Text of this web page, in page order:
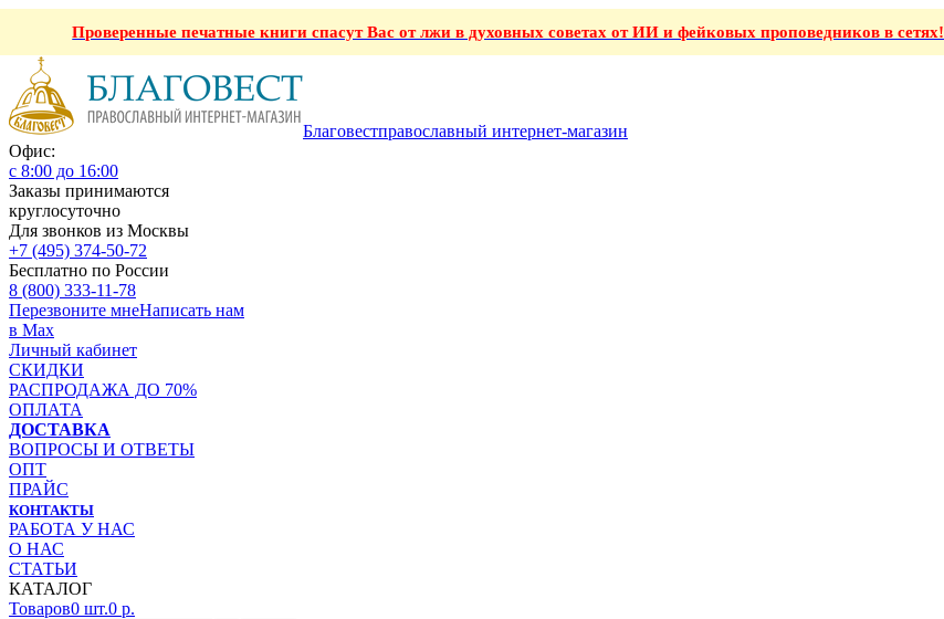
Проверенные печатные книги спасут Вас от лжи в духовных советах от ИИ и фейковых проповедников в сетях!
Благовестправославный интернет-магазин
Офис:
с 8:00 до 16:00
Заказы принимаются
круглосуточно
Для звонков из Москвы
+7 (495) 374-50-72
Бесплатно по России
8 (800) 333-11-78
Перезвоните мнеНаписать нам
в Max
Личный кабинет
СКИДКИ
РАСПРОДАЖА ДО 70%
ОПЛАТА
ДОСТАВКА
ВОПРОСЫ И ОТВЕТЫ
ОПТ
ПРАЙС
КОНТАКТЫ
РАБОТА У НАС
О НАС
СТАТЬИ
КАТАЛОГ
Товаров0 шт.0 р.